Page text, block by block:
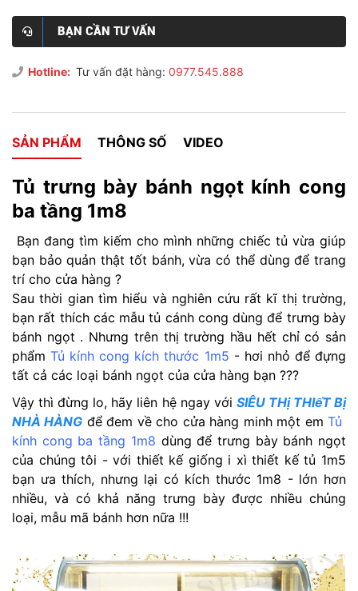
BẠN CẦN TƯ VẤN
Hotline: Tư vấn đặt hàng: 0977.545.888
SẢN PHẨM THÔNG SỐ VIDEO
Tủ trưng bày bánh ngọt kính cong
ba tầng 1m8
Bạn đang tìm kiếm cho mình những chiếc tủ vừa giúp
bạn bảo quản thật tốt bánh, vừa có thể dùng để trang
trí cho cửa hàng ?
Sau thời gian tìm hiểu và nghiên cứu rất kĩ thị trường,
bạn rất thích các mẫu tủ cánh cong dùng để trưng bày
bánh ngọt . Nhưng trên thị trường hầu hết chỉ có sản
phẩmTủ kính cong kích thước 1m5 - hơi nhỏ để đựng
tất cả các loại bánh ngọt của cửa hàng bạn ???
Vậy thì đừng lo, hãy liên hệ ngay với SIÊU THị THIếT Bị
NHÀ HÀNG để đem về cho cửa hàng minh một emTủ
kính cong ba tầng 1m8 dùng để trưng bày bánh ngọt
của chúng tôi - với thiết kế giống i xì thiết kế tủ 1m5
bạn ưa thích, nhưng lại có kích thước 1m8 - lớn hơn
nhiều, và có khả năng trưng bày được nhiều chủng
loại, mẫu mã bánh hơn nữa !!!